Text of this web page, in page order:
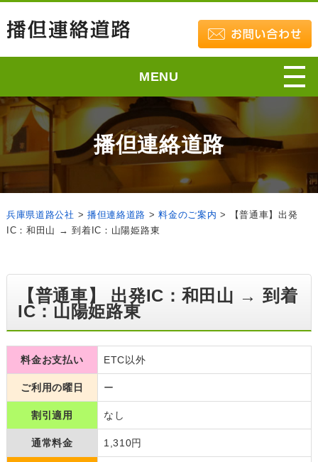
MENU
播但連絡道路
兵庫県道路公社 > 播但連絡道路 >料金のご案内 >
【普通車】出発
IC：和田山 → 到着IC：山陽姫路東
【普通車】 出発IC：和田山 → 到着
IC：山陽姫路東
料金お支払い ETC以外
ご利用の曜日 ー
割引適用 なし
通常料金 1,310円